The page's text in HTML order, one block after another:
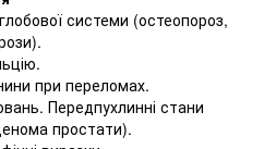
системи (остеопороз,
при переломах.
Передпухлинні стани
простати).